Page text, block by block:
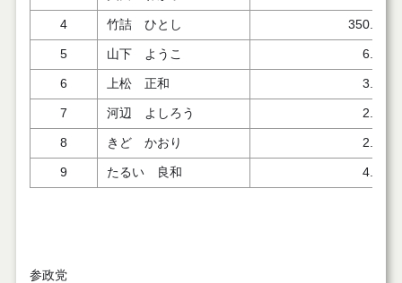
4 竹詰 ひとし 350.991
5 山下 ようこ 6.000
6 上松 正和 3.000
7 河辺 よしろう 2.000
8 きど かおり 2.000
9 たるい 良和 4.000
参政党